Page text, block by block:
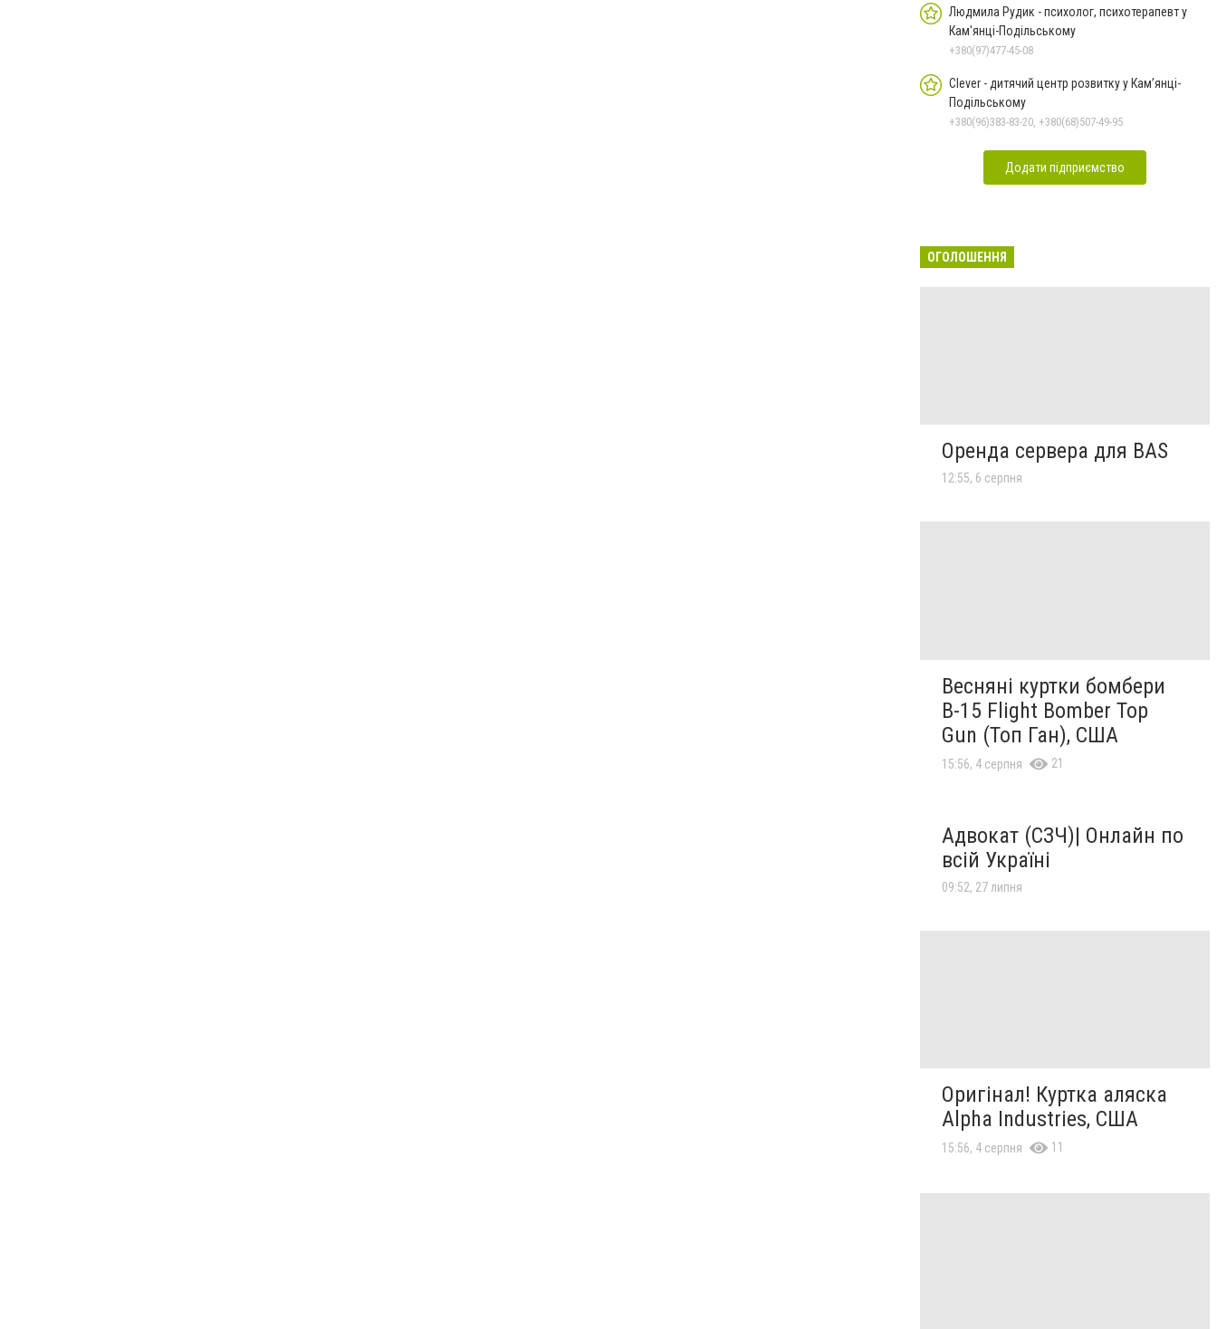
Людмила Рудик - психолог, психотерапевт у
Кам'янці-Подільському
+380(97)477-45-08
Clever - дитячий центр розвитку у Кам’янці-
Подільському
+380(96)383-83-20, +380(68)507-49-95
Додати підприємство
ОГОЛОШЕННЯ
Оренда сервера для BAS
12:55, 6 серпня
Весняні куртки бомбери
B-15 Flight Bomber Top
Gun (Топ Ган), США
15:56, 4 серпня 21
Адвокат (СЗЧ)| Онлайн по
всій Україні
09:52, 27 липня
Оригінал! Куртка аляска
Alpha Industries, США
15:56, 4 серпня 11